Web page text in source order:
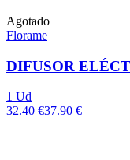
Agotado
Florame
DIFUSOR
1 Ud
32.40 €37.90 €